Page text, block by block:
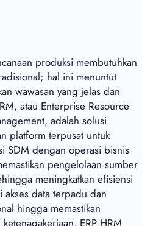
produksi membutuhkan
hal ini menuntut
wawasan yang jelas dan
atau Enterprise Resource
adalah solusi
platform terpusat untuk
SDM dengan operasi bisnis
pengelolaan sumber
meningkatkan efisiensi
data terpadu dan
hingga memastikan